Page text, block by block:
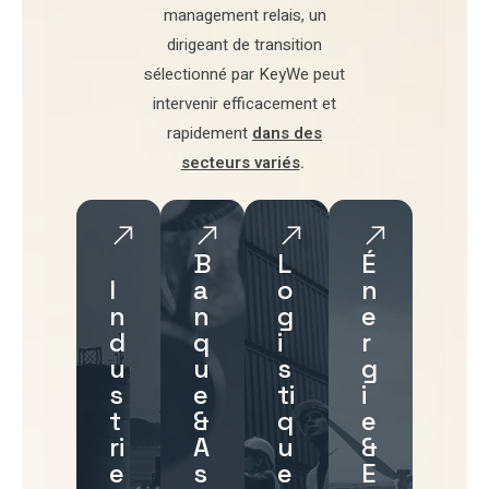
management relais, un
dirigeant de transition
sélectionné par KeyWe peut
intervenir efficacement et
rapidement dans des
secteurs variés.
I
n
d
u
s
t
ri
e
B
a
n
q
u
e
&
A
s
L
o
g
i
s
ti
q
u
e
É
n
e
r
g
i
e
&
E